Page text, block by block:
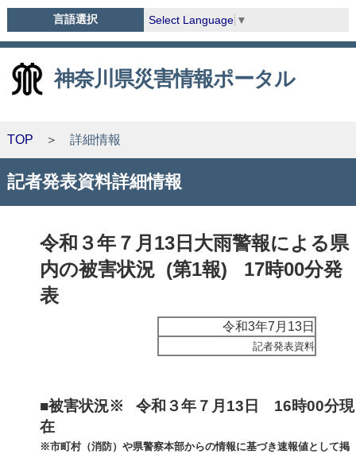
言語選択 Select Language ▼
神奈川県災害情報ポータル
TOP 詳細情報
記者発表資料詳細情報
令和３年７月13日大雨警報による県
内の被害状況 (第1報) 17時00分発
表
令和3年7月13日
記者発表資料
■被害状況※ 令和３年７月13日 16時00分現
在
※市町村（消防）や県警察本部からの情報に基づき速報値として掲